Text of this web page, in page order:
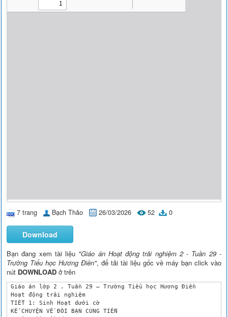
7 trang Bạch Thảo 26/03/2026 52 0
Download
Bạn đang xem tài liệu "Giáo án Hoạt động trải nghiệm 2 - Tuần 29 -
Trường Tiểu học Hương Điền", để tải tài liệu gốc về máy bạn click vào
nút DOWNLOAD ở trên
Giáo án lớp 2 . Tuần 29 – Trường Tiểu học Hương Điền
Hoạt động trải nghiệm
TIẾT 1: Sinh Hoạt dưới cờ
KỂ CHUYỆN VỀ ĐÔI BẠN CÙNG TIẾN